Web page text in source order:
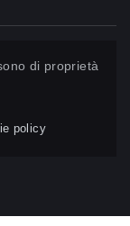
di proprietà
policy